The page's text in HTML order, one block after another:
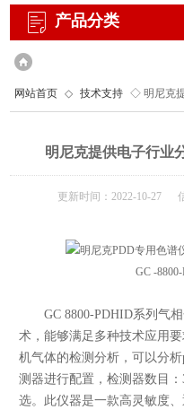
产品分类
网站首页 ◇ 技术支持 ◇ 明尼克
明尼克提供电子行业
更新时间：2022-10-27
GC -8800-
GC 8800-PDHID系列气
术，能够满足多种技术应用
机气体的检测分析，可以分
测器进行配置，检测器数目
选。 此仪器是一款高灵敏度